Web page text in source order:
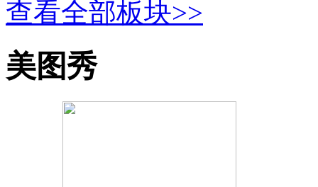
查看全部板块>>
美图秀